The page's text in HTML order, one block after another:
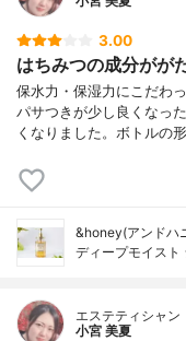
3.00
はちみつの成分がが
保水力・保湿力にこだわ
パサつきが少し良くなっ
くなりました。ボトルの
&honey(アンドハ
ディープモイスト
エステティシャン
小宮 美夏